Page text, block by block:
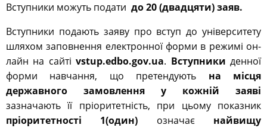
Вступники можуть подати до 20 (двадцяти) заяв.
Вступники подають заяву про вступ до університету
шляхом заповнення електронної форми в режимі он-
лайн на сайтіvstup.edbo.gov.ua. Вступники денної
форми навчання, що претендують на місця
державного замовлення
у кожній заяві
зазначають її пріоритетність, при цьому показник
пріоритетності 1(один) означає найвищу